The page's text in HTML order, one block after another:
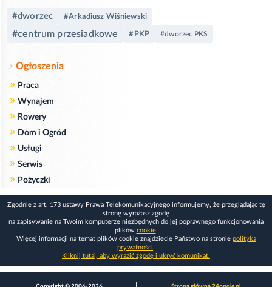
#dworzec #Arkadiusz Wiśniewski
#centrum przesiadkowe #PKP #dworzec PKS
Ogłoszenia
» Praca
» Wynajem
» Rowery
» Dom i Ogród
» Usługi
» Serwis
» Pożyczki
Zgodnie z art. 173 ustawy Prawa Telekomunikacyjnego informujemy, że przeglądając tę
stronę wyrażasz zgodę
na zapisywanie na Twoim komputerze niezbędnych do jej poprawnego funkcjonowania
plików cookie.
Więcej informacji na temat plików cookie znajdziecie Państwo na stronie polityka
prywatności.
Kliknij tutaj, aby wyrazić zgodę i ukryć komunikat.